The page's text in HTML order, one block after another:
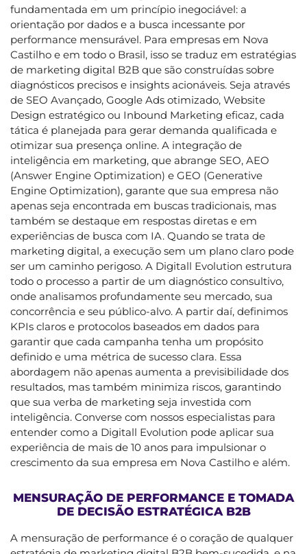
fundamentada em um princípio inegociável: a
orientação por dados e a busca incessante por
performance mensurável. Para empresas em Nova
Castilho e em todo o Brasil, isso se traduz em estratégias
de marketing digital B2B que são construídas sobre
diagnósticos precisos e insights acionáveis. Seja através
de SEO Avançado, Google Ads otimizado, Website
Design estratégico ou Inbound Marketing eficaz, cada
tática é planejada para gerar demanda qualificada e
otimizar sua presença online. A integração de
inteligência em marketing, que abrange SEO, AEO
(Answer Engine Optimization) e GEO (Generative
Engine Optimization), garante que sua empresa não
apenas seja encontrada em buscas tradicionais, mas
também se destaque em respostas diretas e em
experiências de busca com IA. Quando se trata de
marketing digital, a execução sem um plano claro pode
ser um caminho perigoso. A Digitall Evolution estrutura
todo o processo a partir de um diagnóstico consultivo,
onde analisamos profundamente seu mercado, sua
concorrência e seu público-alvo. A partir daí, definimos
KPIs claros e protocolos baseados em dados para
garantir que cada campanha tenha um propósito
definido e uma métrica de sucesso clara. Essa
abordagem não apenas aumenta a previsibilidade dos
resultados, mas também minimiza riscos, garantindo
que sua verba de marketing seja investida com
inteligência. Converse com nossos especialistas para
entender como a Digitall Evolution pode aplicar sua
experiência de mais de 10 anos para impulsionar o
crescimento da sua empresa em Nova Castilho e além.
MENSURAÇÃO DE PERFORMANCE E TOMADA
DE DECISÃO ESTRATÉGICA B2B
A mensuração de performance é o coração de qualquer